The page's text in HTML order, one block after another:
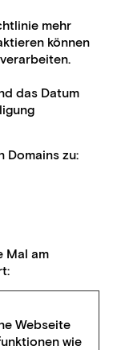
mehr
können
das Datum
Domains zu:
Mal am
Webseite
wie